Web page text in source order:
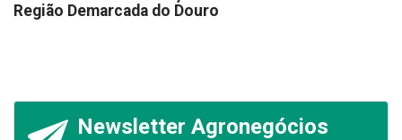
Região Demarcada do Douro
Newsletter Agronegócios